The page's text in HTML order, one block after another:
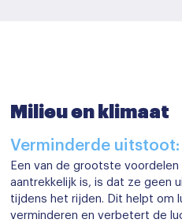
Milieu en klimaat
Verminderde uitstoot:
Een van de grootste
aantrekkelijk is, is dat ze geen
tijdens het rijden. Dit helpt om
verminderen en verbetert de